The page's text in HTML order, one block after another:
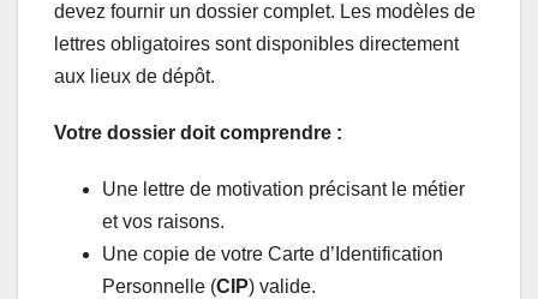
devez fournir un dossier complet. Les modèles de
lettres obligatoires sont disponibles directement
aux lieux de dépôt.
Votre dossier doit comprendre :
Une lettre de motivation précisant le métier
et vos raisons.
Une copie de votre Carte d’Identification
Personnelle (CIP) valide.